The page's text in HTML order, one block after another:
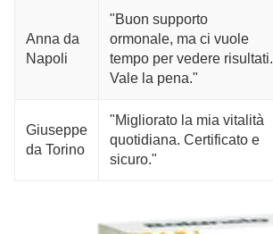
Anna da
Napoli
"Buon supporto
ormonale, ma ci vuole
tempo per vedere risultati.
Vale la pena."
Giuseppe
da Torino
"Migliorato la mia vitalità
quotidiana. Certificato e
sicuro."